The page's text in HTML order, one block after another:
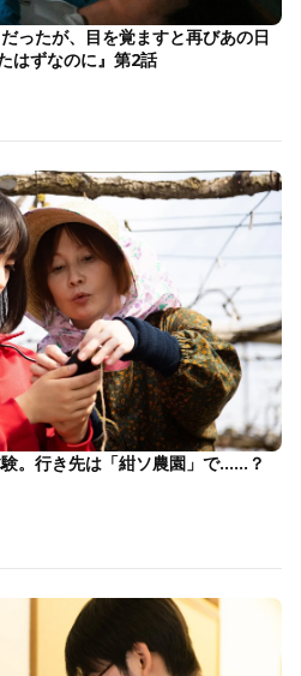
ったが、目を覚ますと再びあの日
はずなのに』第2話
。行き先は「紺ソ農園」で……？